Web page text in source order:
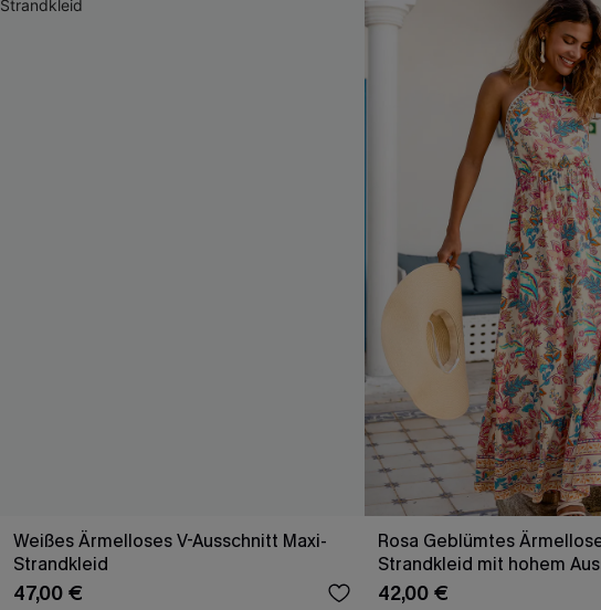
Weißes Ärmelloses V-Ausschnitt Maxi-
Strandkleid
47,00 €
Rosa Geblümtes
Strandkleid mit hohem
42,00 €